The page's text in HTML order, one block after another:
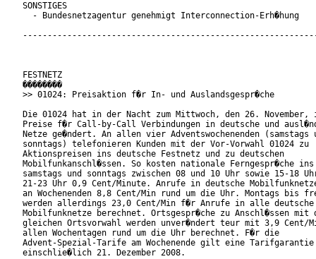
SONSTIGES
  - Bundesnetzagentur genehmigt Interconnection-Erh�hung
FESTNETZ
��������
>> 01024: Preisaktion f�r In- und Auslandsgespr�che
Die 01024 hat in der Nacht zum Mittwoch, den 26. November,
Preise f�r Call-by-Call Verbindungen in deutsche und
Netze ge�ndert. An allen vier Adventswochenenden (samstags
sonntags) telefonieren Kunden mit der Vor-Vorwahl 01024 zu
Aktionspreisen ins deutsche Festnetz und zu deutschen
Mobilfunkanschl�ssen. So kosten nationale Ferngespr�che
samstags und sonntags zwischen 08 und 10 Uhr sowie 15-18
21-23 Uhr 0,9 Cent/Minute. Anrufe in deutsche
an Wochenenden 8,8 Cent/Min rund um die Uhr. Montags bis
werden allerdings 23,0 Cent/Min f�r Anrufe in alle deutsche
Mobilfunknetze berechnet. Ortsgespr�che zu Anschl�ssen mit
gleichen Ortsvorwahl werden unver�ndert teur mit 3,9 Cent/
allen Wochentagen rund um die Uhr berechnet. F�r die
Advent-Spezial-Tarife am Wochenende gilt eine
einschlie�lich 21. Dezember 2008.